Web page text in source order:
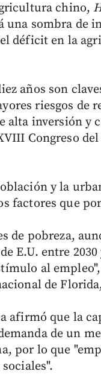
chino,
una sombra de
déficit en la
años son
riesgos de
alta inversión y
Congreso
y la
factores que
de pobreza,
E.U. entre
al
de
afirmó que la
de un
por lo que